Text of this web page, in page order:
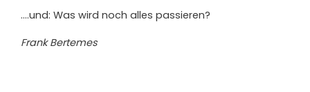
….und: Was wird noch alles passieren?
Frank Bertemes